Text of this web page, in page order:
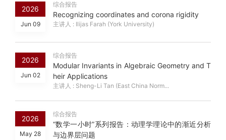
2026
Jun 09
综合报告
Recognizing coordinates and corona rigidity
主讲人 : Ilijas Farah (York University)
2026
Jun 02
综合报告
Modular Invariants in Algebraic Geometry and T
heir Applications
主讲人 : Sheng-Li Tan (East China Norm...
2026
May 28
综合报告
“数学一小时”系列报告：动理学理论中的渐近分析
与边界层问题